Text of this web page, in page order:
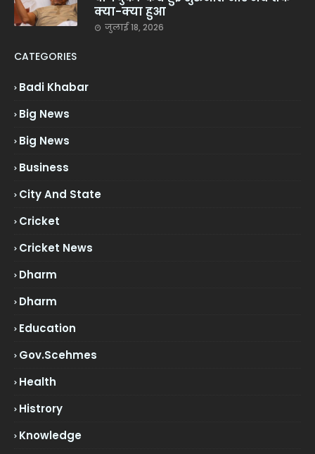
क्या-क्या हुआ
जुलाई 18, 2026
CATEGORIES
Badi Khabar
Big News
Big News
Business
City And State
Cricket
Cricket News
Dharm
Dharm
Education
Gov.scehmes
Health
Histrory
Knowledge